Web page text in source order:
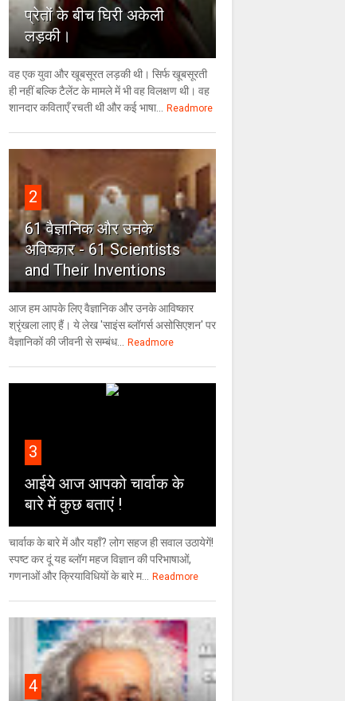
प्रेतों के बीच घिरी अकेली
लड़की।
वह एक युवा और खूबसूरत लड़की थी। सिर्फ खूबसूरती
ही नहीं बल्कि टैलेंट के मामले में भी वह विलक्षण थी। वह
शानदार कविताएँ रचती थी और कई भाषा...
Readmore
2
61 वैज्ञानिक और उनके
अविष्कार - 61 Scientists
and Their Inventions
आज हम आपके लिए वैज्ञानिक और उनके आविष्कार
श्रृंखला लाए हैं। ये लेख 'साइंस ब्लॉगर्स असोसिएशन' पर
वैज्ञा‍निकों की जीवनी से सम्बंध...
Readmore
3
आईये आज आपको चार्वाक के
बारे में कुछ बताएं !
चार्वाक के बारे में और यहाँ? लोग सहज ही सवाल उठायेगें!
स्पष्ट कर दूं यह ब्लॉग महज विज्ञान की परिभाषाओं,
गणनाओं और क्रियाविधियों के बारे म...
Readmore
4